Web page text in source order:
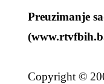
Preuzimanje
Copyright ©